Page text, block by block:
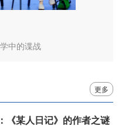
中的谍战
更多
《某人日记》的作者之谜